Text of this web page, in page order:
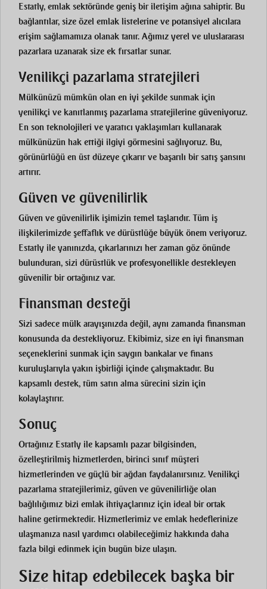
Estatly, emlak sektöründe geniş bir iletişim ağına sahiptir. Bu
bağlantılar, size özel emlak listelerine ve potansiyel alıcılara
erişim sağlamamıza olanak tanır. Ağımız yerel ve uluslararası
pazarlara uzanarak size ek fırsatlar sunar.
Yenilikçi pazarlama stratejileri
Mülkünüzü mümkün olan en iyi şekilde sunmak için
yenilikçi ve kanıtlanmış pazarlama stratejilerine güveniyoruz.
En son teknolojileri ve yaratıcı yaklaşımları kullanarak
mülkünüzün hak ettiği ilgiyi görmesini sağlıyoruz. Bu,
görünürlüğü en üst düzeye çıkarır ve başarılı bir satış şansını
artırır.
Güven ve güvenilirlik
Güven ve güvenilirlik işimizin temel taşlarıdır. Tüm iş
ilişkilerimizde şeffaflık ve dürüstlüğe büyük önem veriyoruz.
Estatly ile yanınızda, çıkarlarınızı her zaman göz önünde
bulunduran, sizi dürüstlük ve profesyonellikle destekleyen
güvenilir bir ortağınız var.
Finansman desteği
Sizi sadece mülk arayışınızda değil, aynı zamanda finansman
konusunda da destekliyoruz. Ekibimiz, size en iyi finansman
seçeneklerini sunmak için saygın bankalar ve finans
kuruluşlarıyla yakın işbirliği içinde çalışmaktadır. Bu
kapsamlı destek, tüm satın alma sürecini sizin için
kolaylaştırır.
Sonuç
Ortağınız Estatly ile kapsamlı pazar bilgisinden,
özelleştirilmiş hizmetlerden, birinci sınıf müşteri
hizmetlerinden ve güçlü bir ağdan faydalanırsınız. Yenilikçi
pazarlama stratejilerimiz, güven ve güvenilirliğe olan
bağlılığımız bizi emlak ihtiyaçlarınız için ideal bir ortak
haline getirmektedir. Hizmetlerimiz ve emlak hedeflerinize
ulaşmanıza nasıl yardımcı olabileceğimiz hakkında daha
fazla bilgi edinmek için bugün bize ulaşın.
Size hitap edebilecek başka bir